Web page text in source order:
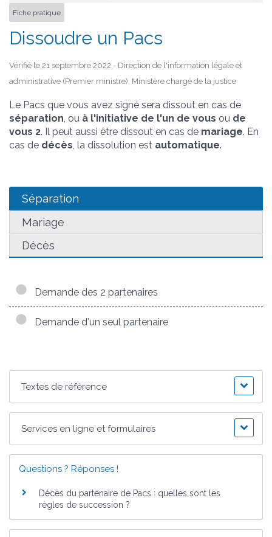
Fiche pratique
Dissoudre un Pacs
Vérifié le 21 septembre 2022 - Direction de l'information légale et
administrative (Premier ministre), Ministère chargé de la justice
Le Pacs que vous avez signé sera dissout en cas de
séparation, ou à l'initiative de l'un de vous ou de
vous 2. Il peut aussi être dissout en cas de mariage. En
cas de décès, la dissolution est automatique.
Séparation
Mariage
Décès
Demande des 2 partenaires
Demande d'un seul partenaire
Textes de référence
Services en ligne et formulaires
Questions ? Réponses !
Décès du partenaire de Pacs : quelles sont les
règles de succession ?